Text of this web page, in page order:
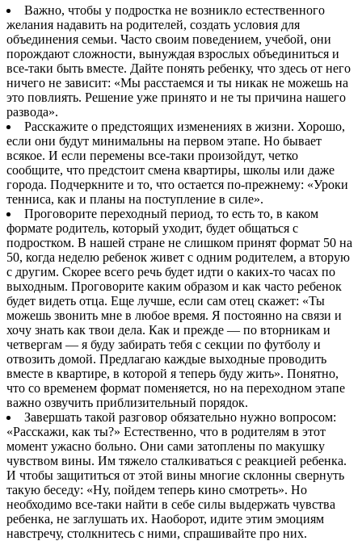
Важно, чтобы у подростка не возникло естественного
желания надавить на родителей, создать условия для
объединения семьи. Часто своим поведением, учебой, они
порождают сложности, вынуждая взрослых объединиться и
все-таки быть вместе. Дайте понять ребенку, что здесь от него
ничего не зависит: «Мы расстаемся и ты никак не можешь на
это повлиять. Решение уже принято и не ты причина нашего
развода».
Расскажите о предстоящих изменениях в жизни. Хорошо,
если они будут минимальны на первом этапе. Но бывает
всякое. И если перемены все-таки произойдут, четко
сообщите, что предстоит смена квартиры, школы или даже
города. Подчеркните и то, что остается по-прежнему: «Уроки
тенниса, как и планы на поступление в силе».
Проговорите переходный период, то есть то, в каком
формате родитель, который уходит, будет общаться с
подростком. В нашей стране не слишком принят формат 50 на
50, когда неделю ребенок живет с одним родителем, а вторую
с другим. Скорее всего речь будет идти о каких-то часах по
выходным. Проговорите каким образом и как часто ребенок
будет видеть отца. Еще лучше, если сам отец скажет: «Ты
можешь звонить мне в любое время. Я постоянно на связи и
хочу знать как твои дела. Как и прежде — по вторникам и
четвергам — я буду забирать тебя с секции по футболу и
отвозить домой. Предлагаю каждые выходные проводить
вместе в квартире, в которой я теперь буду жить». Понятно,
что со временем формат поменяется, но на переходном этапе
важно озвучить приблизительный порядок.
Завершать такой разговор обязательно нужно вопросом:
«Расскажи, как ты?» Естественно, что в родителям в этот
момент ужасно больно. Они сами затоплены по макушку
чувством вины. Им тяжело сталкиваться с реакцией ребенка.
И чтобы защититься от этой вины многие склонны свернуть
такую беседу: «Ну, пойдем теперь кино смотреть». Но
необходимо все-таки найти в себе силы выдержать чувства
ребенка, не заглушать их. Наоборот, идите этим эмоциям
навстречу, столкнитесь с ними, спрашивайте про них.